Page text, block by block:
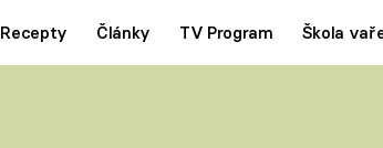
Recepty Články TV Program Škola